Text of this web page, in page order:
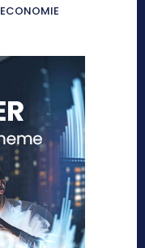
ECONOMIE